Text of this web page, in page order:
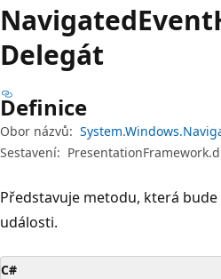
NavigatedEvent
Delegát
Definice
Obor názvů:
Sestavení:
Představuje metodu, která
události.
C#